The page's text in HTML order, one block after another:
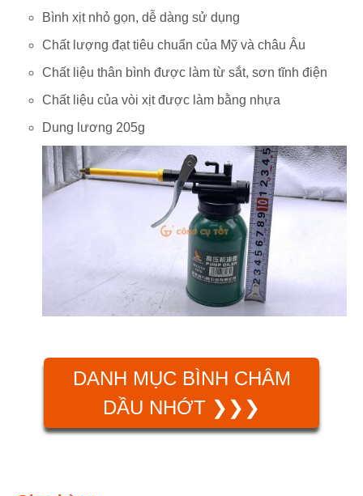
Bình xịt nhỏ gọn, dễ dàng sử dụng
Chất lượng đạt tiêu chuẩn của Mỹ và châu Âu
Chất liệu thân bình được làm từ sắt, sơn tĩnh điện
Chất liệu của vòi xịt được làm bằng nhựa
Dung lương 205g
DANH MỤC BÌNH CHÂM
DẦU NHỚT ❯❯❯